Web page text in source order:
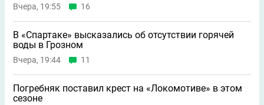
Вчера, 19:55 16
В «Спартаке» высказались об отсутствии горячей
воды в Грозном
Вчера, 19:44 11
Погребняк поставил крест на «Локомотиве» в этом
сезоне